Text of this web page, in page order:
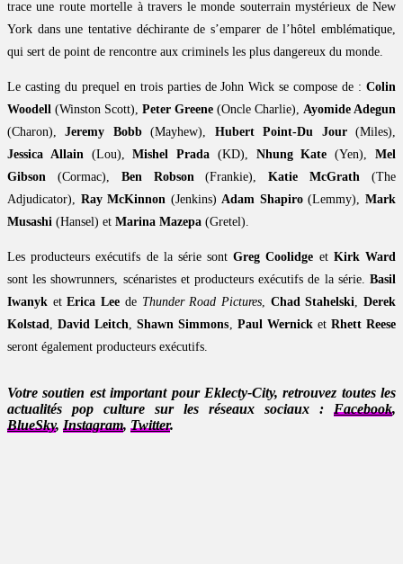
trace une route mortelle à travers le monde souterrain mystérieux de New
York dans une tentative déchirante de s’emparer de l’hôtel emblématique,
qui sert de point de rencontre aux criminels les plus dangereux du monde.
Le casting du prequel en trois parties de John Wick se compose de : Colin
Woodell (Winston Scott), Peter Greene (Oncle Charlie), Ayomide Adegun
(Charon),Jeremy Bobb(Mayhew), Hubert Point-Du Jour(Miles),
Jessica Allain(Lou),Mishel Prada (KD), Nhung Kate (Yen),Mel
Gibson (Cormac), Ben Robson(Frankie),Katie McGrath (The
Adjudicator), Ray McKinnon (Jenkins)Adam Shapiro(Lemmy),Mark
Musashi (Hansel) et Marina Mazepa (Gretel).
Les producteurs exécutifs de la série sontGreg Coolidge et Kirk Ward
sont les showrunners, scénaristes et producteurs exécutifs de la série. Basil
Iwanyk etErica Lee de Thunder Road Pictures, Chad Stahelski,Derek
Kolstad,David Leitch,Shawn Simmons, Paul Wernicket Rhett Reese
seront également producteurs exécutifs.
Votre soutien est important pour Eklecty-City, retrouvez toutes les
actualités pop culture sur les réseaux sociaux : Facebook,
BlueSky, Instagram, Twitter.